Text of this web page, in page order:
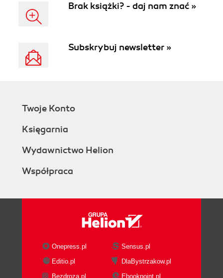
Brak książki? - daj nam znać »
Subskrybuj newsletter »
Twoje Konto
Księgarnia
Wydawnictwo Helion
Współpraca
Onepress.pl
Sensus.pl
Editio.pl
DlaBystrzakow.pl
Bezdroza.pl
Ebookpoint.pl